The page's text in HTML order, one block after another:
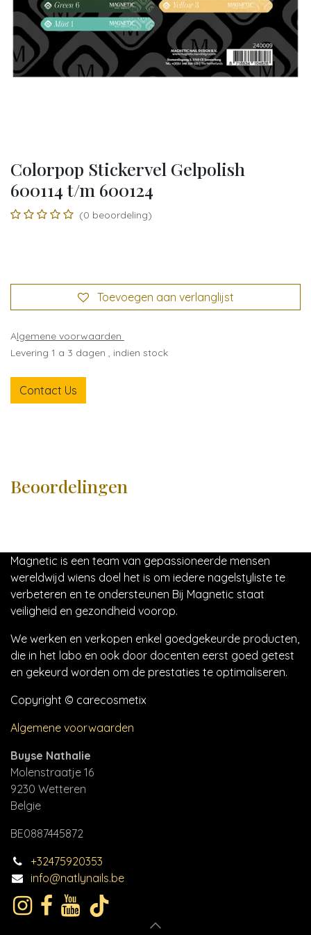
Colorpop Stickervel Gelpolish
600114 t/m 600124
(0 beoordeling)
Toevoegen aan verlanglijst
Algemene voorwaarden
Levering 1 a 3 dagen , indien stock
Contact Us
Beoordelingen
Magnetic is een team van gepassioneerde mensen
wereldwijd wiens doel het is om iedere nagelstyliste te
verbeteren en te ondersteunen Bij Magnetic staat
veiligheid en gezondheid voorop.
We werken en verkopen enkel goedgekeurde producten,
die in het labo en ook door docenten eerst goed getest
en gekeurd worden om de prestaties te optimaliseren.
Copyright © carecosmetix
Algemene voorwaarden
Buyse Nathalie
Molenstraatje 16
9230 Wetteren
Belgie
BE0887445872
+32475920353
info@natlynails.be